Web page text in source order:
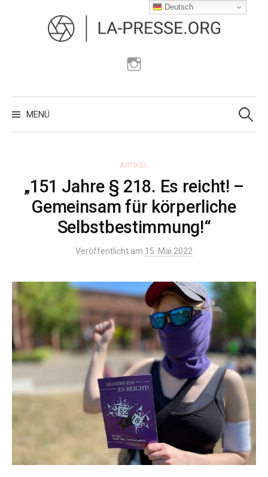
überspringen
MENÜ
Suchen
nach:
ARTIKEL
„151 Jahre § 218. Es reicht! –
Gemeinsam für körperliche
Selbstbestimmung!“
Veröffentlicht am 15. Mai 2022
Deutsch